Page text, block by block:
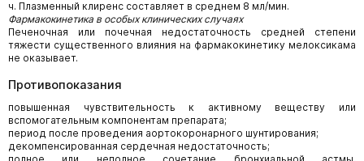
ч. Плазменный клиренс составляет в среднем 8 мл/мин.
Фармакокинетика в особых клинических случаях
Печеночная или почечная недостаточность средней степени
тяжести существенного влияния на фармакокинетику мелоксикама
не оказывает.
Противопоказания
повышенная чувствительность к активному веществу или
вспомогательным компонентам препарата;
период после проведения аортокоронарного шунтирования;
декомпенсированная сердечная недостаточность;